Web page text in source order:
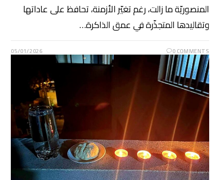
المنصوريّة ما زالت، رغم تغيّر الأزمنة، تحافظ على عاداتها
وتقاليدها المتجذّرة في عمق الذاكرة…
0 COMMENTS
05/01/2026